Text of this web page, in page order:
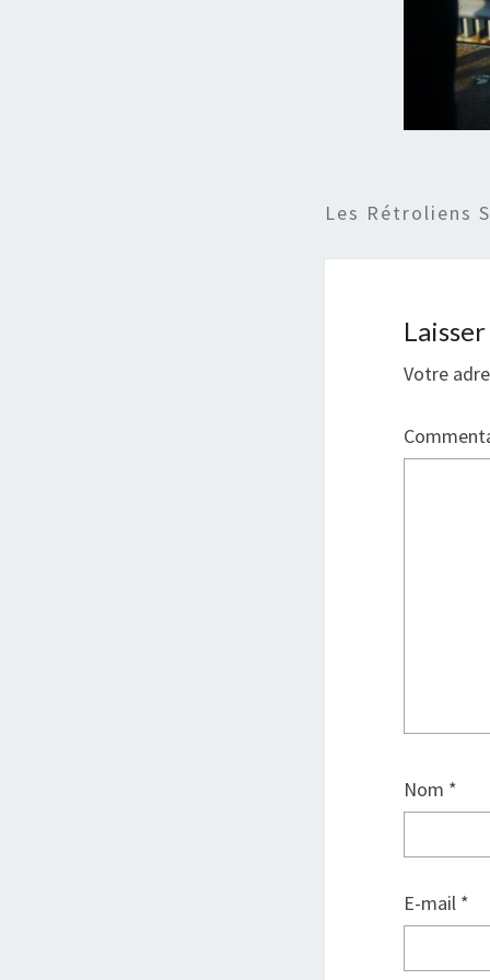
Les Rétroliens
Votre
Nom *
E-mail *